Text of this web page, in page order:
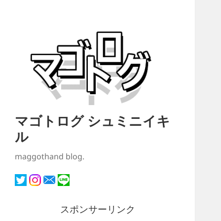
マゴトログ シュミニイキ
ル
maggothand blog.
スポンサーリンク